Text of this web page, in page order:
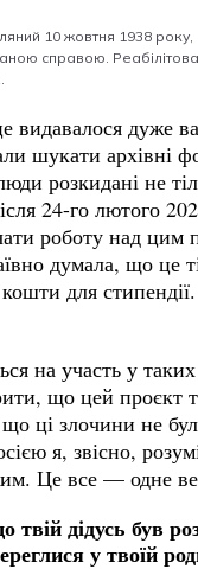
10 жовтня 1938 року,
справою.
видавалося дуже
шукати архівні
розкидані не
24-го лютого
роботу над цим
думала, що це
для
на участь у
що цей проєкт
ці злочини не
я, звісно,
Це все — одне
твій дідусь був
у твоїй